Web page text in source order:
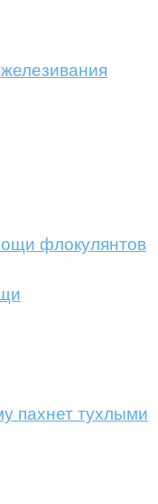
пахнет тухлыми